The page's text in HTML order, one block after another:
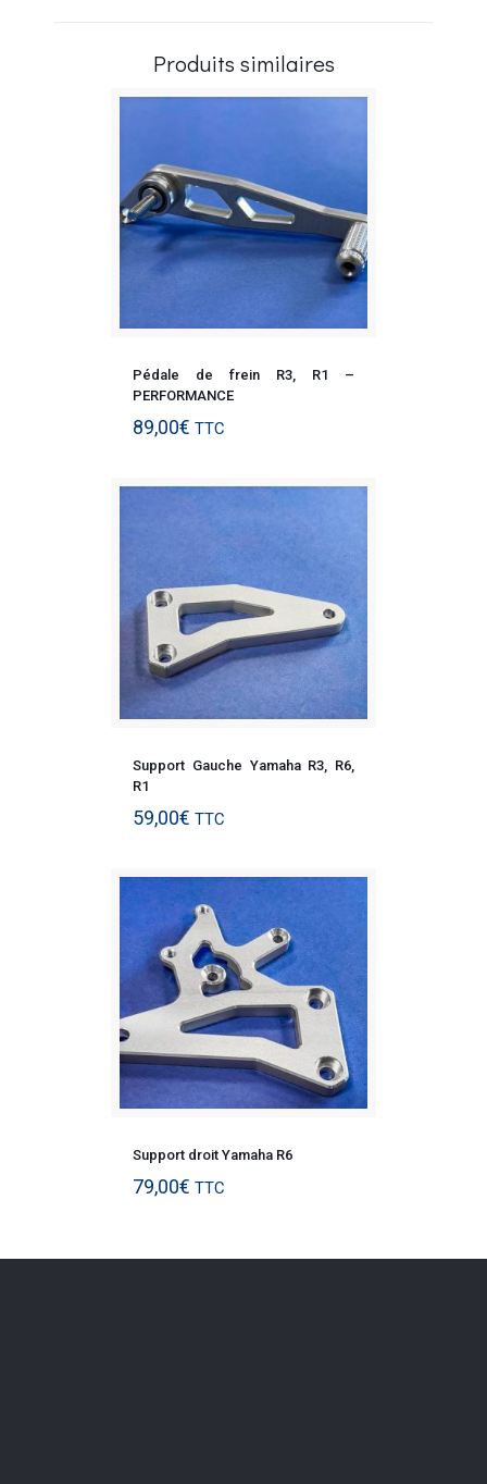
Produits similaires
Pédale de frein R3, R1 –
PERFORMANCE
89,00€ TTC
Support Gauche Yamaha R3, R6,
R1
59,00€ TTC
Support droit Yamaha R6
79,00€ TTC